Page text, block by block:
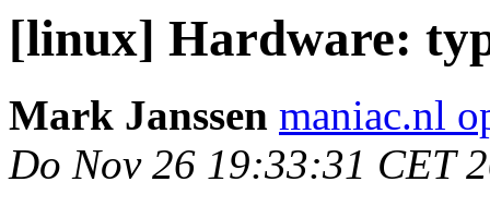
[linux] Hardware:
Mark Janssen maniac.nl
Do Nov 26 19:33:31 CET